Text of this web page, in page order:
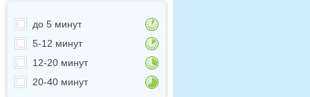
до 5 минут
5-12 минут
12-20 минут
20-40 минут